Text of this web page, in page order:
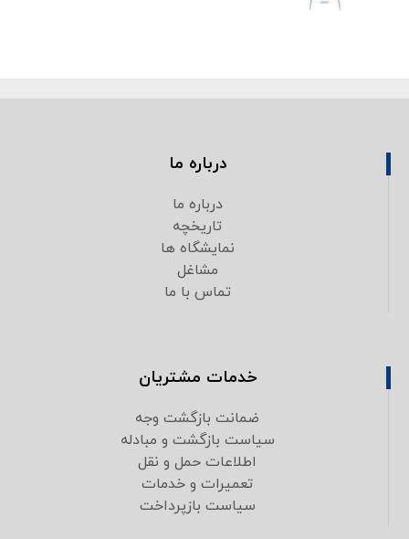
درباره ما
درباره ما
تاریخچه
نمایشگاه ها
مشاغل
تماس با ما
خدمات مشتریان
ضمانت بازگشت وجه
سیاست بازگشت و مبادله
اطلاعات حمل و نقل
تعمیرات و خدمات
سیاست بازپرداخت